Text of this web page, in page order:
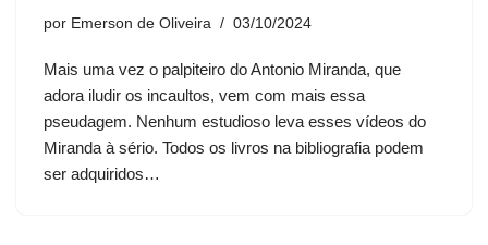
por Emerson de Oliveira 03/10/2024
Mais uma vez o palpiteiro do Antonio Miranda, que
adora iludir os incaultos, vem com mais essa
pseudagem. Nenhum estudioso leva esses vídeos do
Miranda à sério. Todos os livros na bibliografia podem
ser adquiridos…